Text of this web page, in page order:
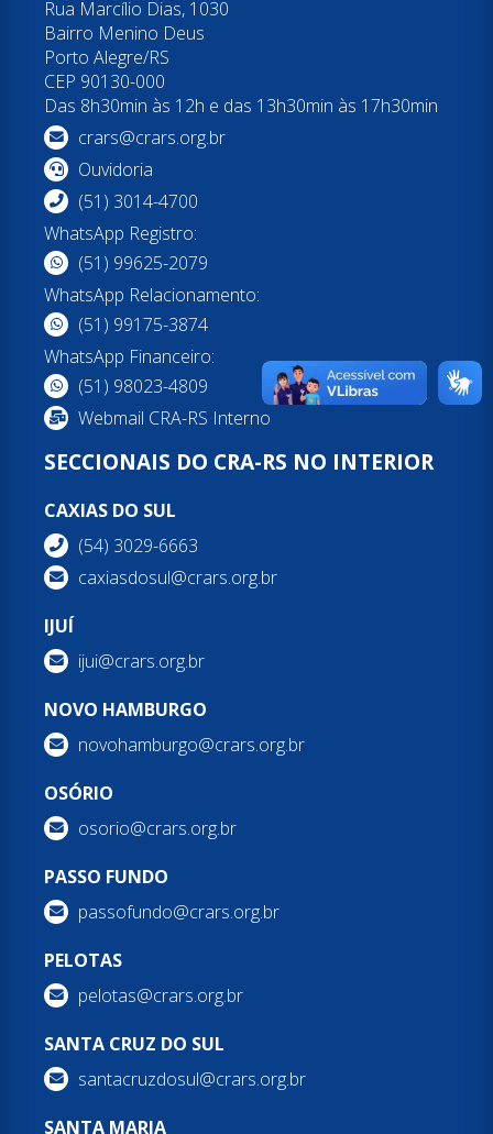
Rua Marcílio Dias, 1030
Bairro Menino Deus
Porto Alegre/RS
CEP 90130-000
Das 8h30min às 12h e das 13h30min às 17h30min
crars@crars.org.br
Ouvidoria
(51) 3014-4700
WhatsApp Registro:
(51) 99625-2079
WhatsApp Relacionamento:
(51) 99175-3874
WhatsApp Financeiro:
(51) 98023-4809
Webmail CRA-RS Interno
SECCIONAIS DO CRA-RS NO INTERIOR
CAXIAS DO SUL
(54) 3029-6663
caxiasdosul@crars.org.br
IJUÍ
ijui@crars.org.br
NOVO HAMBURGO
novohamburgo@crars.org.br
OSÓRIO
osorio@crars.org.br
PASSO FUNDO
passofundo@crars.org.br
PELOTAS
pelotas@crars.org.br
SANTA CRUZ DO SUL
santacruzdosul@crars.org.br
SANTA MARIA